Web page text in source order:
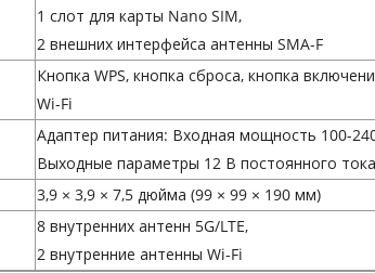
1 слот для карты Nano SIM,
2 внешних интерфейса антенны SMA-F
Кнопка WPS, кнопка сброса, кнопка
Wi-Fi
Адаптер питания: Входная мощность 100-
Выходные параметры 12 В постоянного
3,9 × 3,9 × 7,5 дюйма (99 × 99 × 190 мм)
8 внутренних антенн 5G/LTE,
2 внутренние антенны Wi-Fi